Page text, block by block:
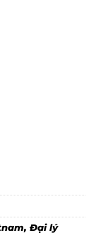
, Đại lý